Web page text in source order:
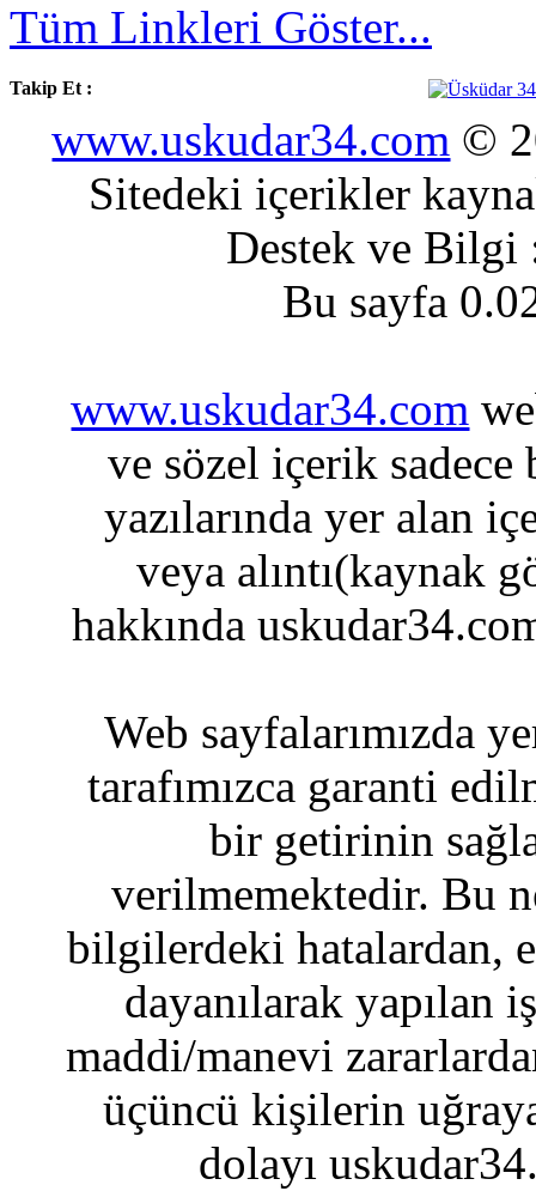
Tüm Linkleri Göster...
Takip Et :
www.uskudar34.com ©
Sitedeki içerikler
Destek ve
Bu sayfa
www.uskudar34.com
ve sözel içerik sadece
yazılarında yer alan
veya alıntı(kaynak
hakkında
Web sayfalarımızda
tarafımızca garanti
bir getirinin
verilmemektedir. Bu
bilgilerdeki hatalardan,
dayanılarak yapılan
maddi/manevi
üçüncü kişilerin
dolayı